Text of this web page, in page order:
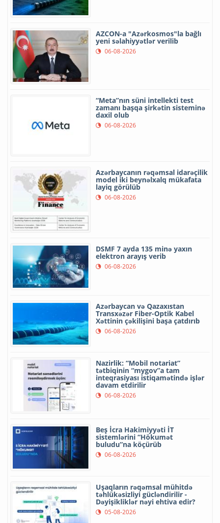
AZCON-a "Azərkosmos"la bağlı
yeni səlahiyyətlər verilib
06-08-2026
“Meta”nın süni intellekti test
zamanı başqa şirkətin sisteminə
daxil olub
06-08-2026
Azərbaycanın rəqəmsal idarəçilik
model iki beynəlxalq mükafata
layiq görülüb
06-08-2026
DSMF 7 ayda 135 minə yaxın
elektron arayış verib
06-08-2026
Azərbaycan və Qazaxıstan
Transxəzər Fiber-Optik Kabel
Xəttinin çəkilişini başa çatdırıb
06-08-2026
Nazirlik: “Mobil notariat”
tətbiqinin “mygov”a tam
inteqrasiyası istiqamətində işlər
davam etdirilir
06-08-2026
Beş İcra Hakimiyyəti İT
sistemlərini “Hökumət
buludu”na köçürüb
06-08-2026
Uşaqların rəqəmsal mühitdə
təhlükəsizliyi gücləndirilir -
Dəyişikliklər nəyi ehtiva edir?
05-08-2026